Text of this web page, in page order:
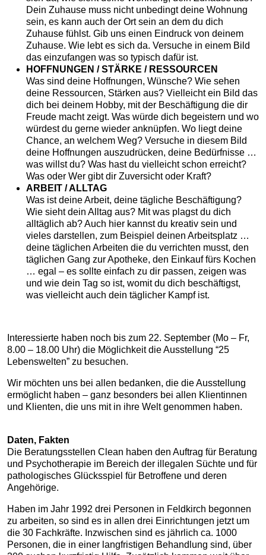
Dein Zuhause muss nicht unbedingt deine Wohnung
sein, es kann auch der Ort sein an dem du dich
Zuhause fühlst. Gib uns einen Eindruck von deinem
Zuhause. Wie lebt es sich da. Versuche in einem Bild
das einzufangen was so typisch dafür ist.
HOFFNUNGEN / STÄRKE / RESSOURCEN
Was sind deine Hoffnungen, Wünsche? Wie sehen
deine Ressourcen, Stärken aus? Vielleicht ein Bild das
dich bei deinem Hobby, mit der Beschäftigung die dir
Freude macht zeigt. Was würde dich begeistern und wo
würdest du gerne wieder anknüpfen. Wo liegt deine
Chance, an welchem Weg? Versuche in diesem Bild
deine Hoffnungen auszudrücken, deine Bedürfnisse …
was willst du? Was hast du vielleicht schon erreicht?
Was oder Wer gibt dir Zuversicht oder Kraft?
ARBEIT / ALLTAG
Was ist deine Arbeit, deine tägliche Beschäftigung?
Wie sieht dein Alltag aus? Mit was plagst du dich
alltäglich ab? Auch hier kannst du kreativ sein und
vieles darstellen, zum Beispiel deinen Arbeitsplatz …
deine täglichen Arbeiten die du verrichten musst, den
täglichen Gang zur Apotheke, den Einkauf fürs Kochen
… egal – es sollte einfach zu dir passen, zeigen was
und wie dein Tag so ist, womit du dich beschäftigst,
was vielleicht auch dein täglicher Kampf ist.
Interessierte haben noch bis zum 22. September (Mo – Fr,
8.00 – 18.00 Uhr) die Möglichkeit die Ausstellung “25
Lebenswelten” zu besuchen.
Wir möchten uns bei allen bedanken, die die Ausstellung
ermöglicht haben – ganz besonders bei allen Klientinnen
und Klienten, die uns mit in ihre Welt genommen haben.
Daten, Fakten
Die Beratungsstellen Clean haben den Auftrag für Beratung
und Psychotherapie im Bereich der illegalen Süchte und für
pathologisches Glücksspiel für Betroffene und deren
Angehörige.
Haben im Jahr 1992 drei Personen in Feldkirch begonnen
zu arbeiten, so sind es in allen drei Einrichtungen jetzt um
die 30 Fachkräfte. Inzwischen sind es jährlich ca. 1000
Personen, die in einer langfristigen Behandlung sind, über